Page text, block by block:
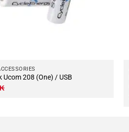
Ucom 208 (One) / USB
₭